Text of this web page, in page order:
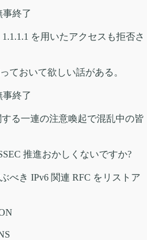
事終了
1.1.1.1 を用いたアクセスも拒否さ
ておいて欲しい話がある。
事終了
する一連の注意喚起で混乱中の皆
推進おかしくないですか?
べき IPv6 関連 RFC をリストア